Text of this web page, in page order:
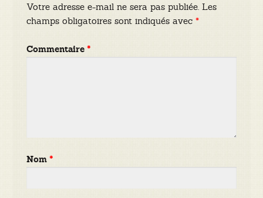
Votre adresse e-mail ne sera pas publiée. Les
champs obligatoires sont indiqués avec*
Commentaire*
Nom*